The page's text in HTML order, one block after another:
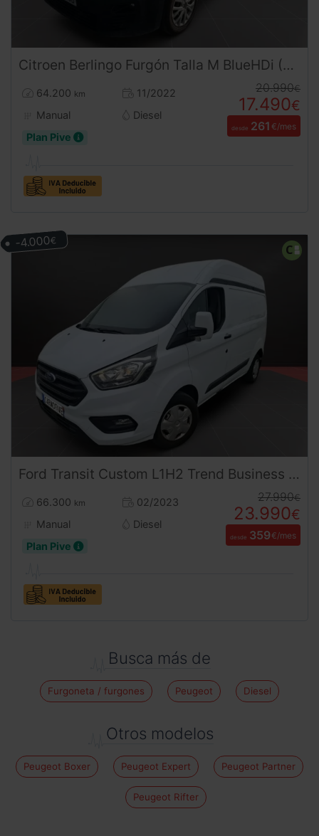
Citroen Berlingo Furgón Talla M BlueHDi (2022) | Eficiencia y Agilidad Urbana | Desde 260 € al mes
64.200 km
11/2022
Manual
Diesel
Plan Pive
20.990€
17.490€
desde 261 €/mes
Ford Transit Custom L1H2 Trend Business (2023) | Furgón Techo Alto | Desde 360€/mes
66.300 km
02/2023
Manual
Diesel
Plan Pive
27.990€
23.990€
desde 359€/mes
-4.000€
Busca más de
Furgoneta / furgones Peugeot Diesel
Otros modelos
Peugeot Boxer Peugeot Expert Peugeot Partner
Peugeot Rifter